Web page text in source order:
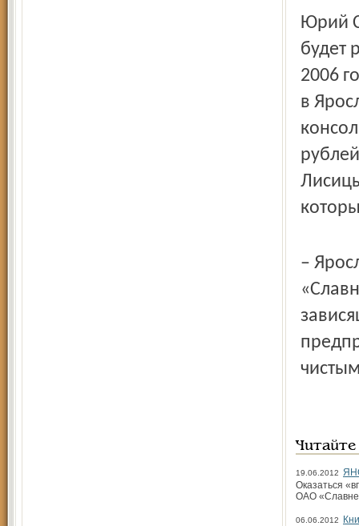
Юрий
будет
2006
в
–
19.06.2012
Оказаться
ОАО
06.06.2012